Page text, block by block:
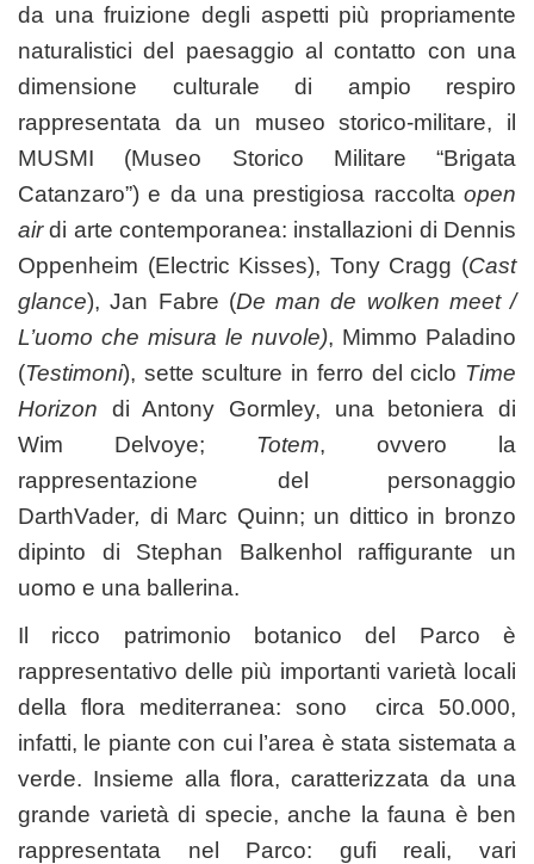
da una fruizione degli aspetti più propriamente
naturalistici del paesaggio al contatto con una
dimensione culturale di ampio respiro
rappresentata da un museo storico-militare, il
MUSMI (Museo Storico Militare “Brigata
Catanzaro”) e da una prestigiosa raccolta open
air di arte contemporanea: installazioni di Dennis
Oppenheim (Electric Kisses), Tony Cragg (Cast
glance), Jan Fabre (De man de wolken meet /
L’uomo che misura le nuvole), Mimmo Paladino
(Testimoni), sette sculture in ferro del ciclo Time
Horizon di Antony Gormley, una betoniera di
Wim Delvoye;
Totem, ovvero la
rappresentazione del personaggio
DarthVader, di Marc Quinn; un dittico in bronzo
dipinto di Stephan Balkenhol raffigurante un
uomo e una ballerina.
Il ricco patrimonio botanico del Parco è
rappresentativo delle più importanti varietà locali
della flora mediterranea: sono circa 50.000,
infatti, le piante con cui l’area è stata sistemata a
verde. Insieme alla flora, caratterizzata da una
grande varietà di specie, anche la fauna è ben
rappresentata nel Parco: gufi reali, vari